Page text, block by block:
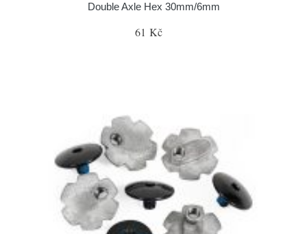
Double Axle Hex 30mm/6mm
61 Kč